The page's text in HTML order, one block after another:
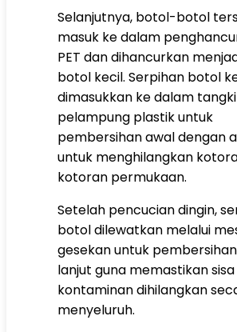
Selanjutnya, botol-botol
masuk ke dalam
PET dan dihancurkan
botol kecil. Serpihan botol
dimasukkan ke dalam
pelampung plastik untuk
pembersihan awal dengan
untuk menghilangkan
kotoran permukaan.
Setelah pencucian dingin,
botol dilewatkan melalui
gesekan untuk
lanjut guna memastikan sisa
kontaminan dihilangkan
menyeluruh.